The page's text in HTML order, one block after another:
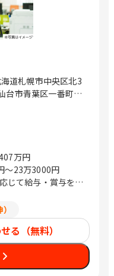
海道札幌市中央区北3
台市青葉区一番町4-
区上木崎1-14-6
安田生命さいたま
央区日本橋浜町3-
ワー 東京都中央区
5 KDX浜町中ノ橋ビ
ト 東京都中央区日
ナーレ日本橋浜町
錦1-5-13 オリッ
阪府大阪市中央区
ル北浜01 福岡県福
12 CTI福岡ビル
万円
〜23万3000円
じて給与・賞与を決
る（無料）